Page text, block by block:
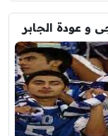
و عودة الجابر